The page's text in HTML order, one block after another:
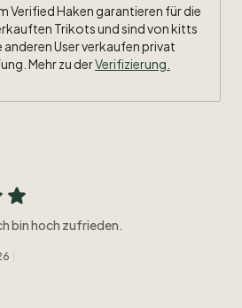
Verified Haken garantieren für die
Trikots und sind von kitts
User verkaufen privat
Mehr zu derVerifizierung.
bin hoch zufrieden.